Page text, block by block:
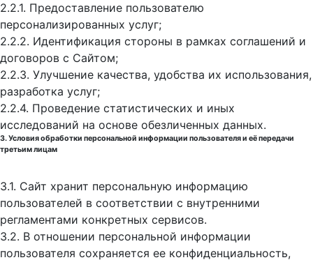
2.2.1. Предоставление пользователю
персонализированных услуг;
2.2.2. Идентификация стороны в рамках соглашений и
договоров с Сайтом;
2.2.3. Улучшение качества, удобства их использования,
разработка услуг;
2.2.4. Проведение статистических и иных
исследований на основе обезличенных данных.
3. Условия обработки персональной информации пользователя и её передачи
третьим лицам
3.1. Сайт хранит персональную информацию
пользователей в соответствии с внутренними
регламентами конкретных сервисов.
3.2. В отношении персональной информации
пользователя сохраняется ее конфиденциальность,